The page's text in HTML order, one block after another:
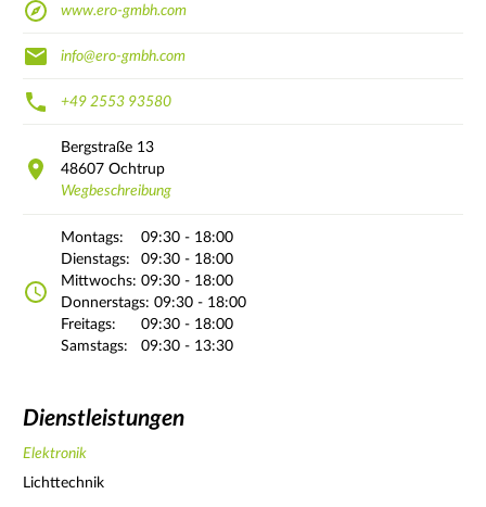
www.ero-gmbh.com
info@ero-gmbh.com
+49 2553 93580
Bergstraße 13
48607 Ochtrup
Wegbeschreibung
Montags:
09:30 - 18:00
Dienstags:
09:30 - 18:00
Mittwochs: 09:30 - 18:00
Donnerstags: 09:30 - 18:00
Freitags:
09:30 - 18:00
Samstags:
09:30 - 13:30
Dienstleistungen
Elektronik
Lichttechnik